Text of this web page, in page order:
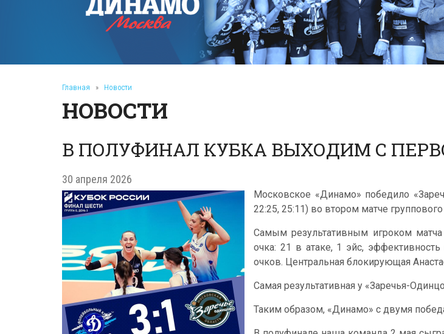
Главная » Новости
НОВОСТИ
В ПОЛУФИНАЛ КУБКА ВЫХОДИМ С
30 апреля 2026
Московское «Динамо» победило
22:25, 25:11) во втором матче
Самым результативным игроком
очка: 21 в атаке, 1 эйс,
очков. Центральная блокирующая
Самая результативная у «Заречья-
Таким образом, «Динамо» с двумя